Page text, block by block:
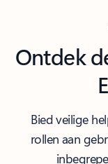
Ontdek
Bied veilige
rollen aan